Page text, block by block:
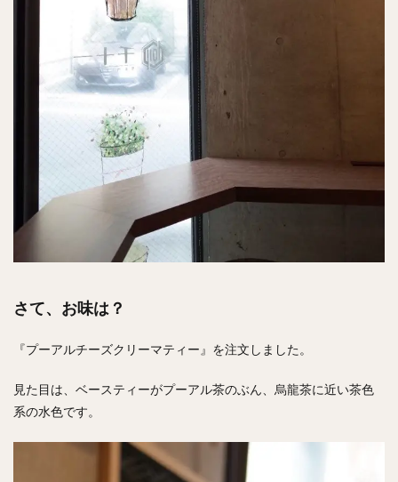
さて、お味は？
『プーアルチーズクリーマティー』を注文しました。
見た目は、ベースティーがプーアル茶のぶん、烏龍茶に近い茶色
系の水色です。